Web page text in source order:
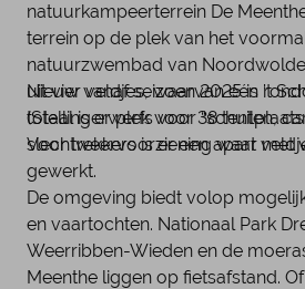
natuurkampeerterrein De
terrein op de plek van het
natuurzwembad van
uit vier veldjes, waarvan één
totaal is er plek voor 38 tenten,
Voor trekkers is er een apart
Nieuw vanaf seizoen 2025 is ’t
(Stellingerwerfs voor
slechtweervoorziening waar met
gewerkt.
De omgeving biedt volop
en vaartochten. Nationaal Park
Weerribben-Wieden en de
Meenthe liggen op fietsafstand.